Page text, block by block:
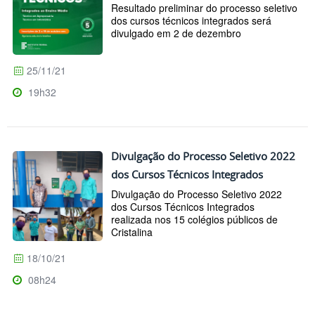
Resultado preliminar do processo seletivo
dos cursos técnicos integrados será
divulgado em 2 de dezembro
25/11/21
19h32
Divulgação do Processo Seletivo 2022
dos Cursos Técnicos Integrados
Divulgação do Processo Seletivo 2022
dos Cursos Técnicos Integrados
realizada nos 15 colégios públicos de
Cristalina
18/10/21
08h24